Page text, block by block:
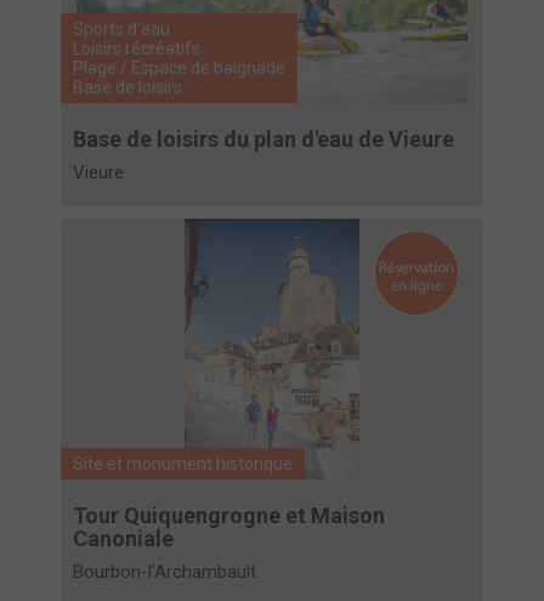
Sports d'eau
Loisirs récréatifs
Plage / Espace de baignade
Base de loisirs
Base de loisirs du plan d'eau de Vieure
Vieure
Site et monument historique
Tour Quiquengrogne et Maison
Canoniale
Bourbon-l'Archambault